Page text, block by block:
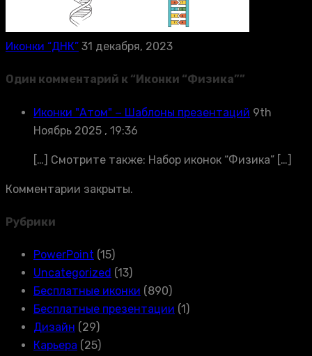
Иконки “ДНК” 31 декабря, 2023
Один комментарий к “ Иконки “Физика””
Иконки "Атом" − Шаблоны презентаций 9th
Ноябрь 2025 , 19:36
[…] Смотрите также: Набор иконок “Физика” […]
Комментарии закрыты.
Рубрики
PowerPoint (15)
Uncategorized (13)
Бесплатные иконки (890)
Бесплатные презентации (1)
Дизайн (29)
Карьера (25)